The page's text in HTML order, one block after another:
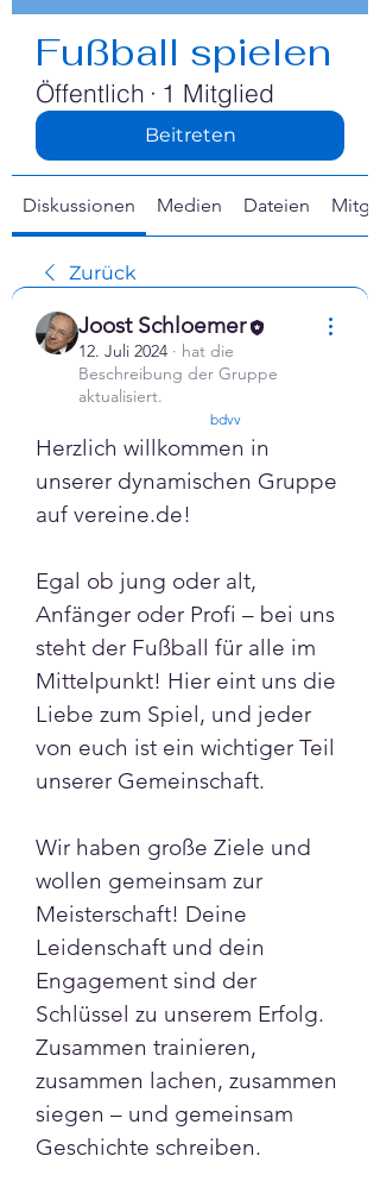
Fußball spielen
Öffentlich · 1 Mitglied
Beitreten
Diskussionen Medien Dateien
Zurück
Joost Schloemer
12. Juli 2024 · hat die
Beschreibung der Gruppe
aktualisiert.
bdvv
Herzlich willkommen in
unserer dynamischen Gruppe
auf vereine.de!
Egal ob jung oder alt,
Anfänger oder Profi – bei uns
steht der Fußball für alle im
Mittelpunkt! Hier eint uns die
Liebe zum Spiel, und jeder
von euch ist ein wichtiger Teil
unserer Gemeinschaft.
Wir haben große Ziele und
wollen gemeinsam zur
Meisterschaft! Deine
Leidenschaft und dein
Engagement sind der
Schlüssel zu unserem Erfolg.
Zusammen trainieren,
zusammen lachen, zusammen
siegen – und gemeinsam
Geschichte schreiben.